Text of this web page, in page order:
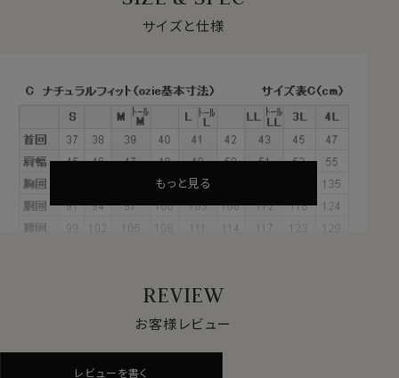
け感の少ないしっかりとしたハリとコシも併せ持っていま
生地です。
●イタリアンカラー
衿と前立ての裏部分がオープンカラーのように縫い目が
なく、1枚の生地でつながって出来ているため、第一ボタ
クレリックにすることにより、白い衿と身頃の柄のコ
ントラストがさらなるエレガンス度UPに貢献。
より一層上品で清潔感あふれる印象を与えます。
サイズと仕様
もっと見る
REVIEW
お客様レビュー
レビューを書く